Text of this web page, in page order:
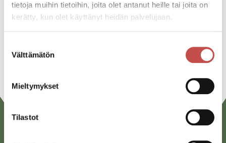
tietoja muihin tietoihin, joita olet antanut heille tai joita on
kerätty, kun olet käyttänyt heidän palvelujaan.
valinta
Välttämätön
Mieltymykset
Tilastot
Twitter
URL